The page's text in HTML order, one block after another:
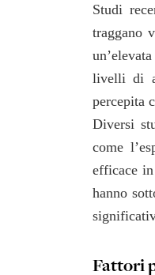
Studi
traggano
livelli di
percepita
Diversi
come
efficace
hanno
Fattori